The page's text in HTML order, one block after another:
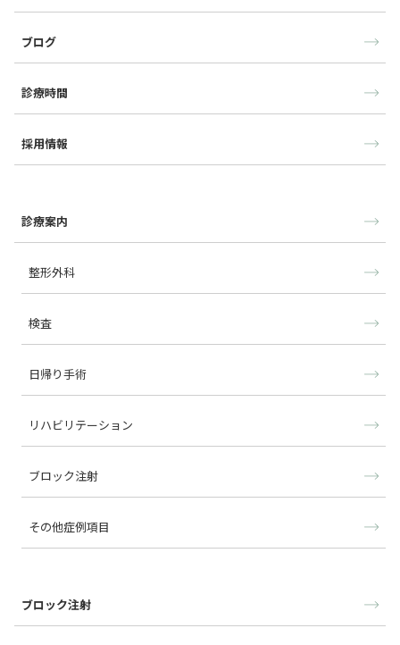
ブログ
診療時間
採用情報
診療案内
整形外科
検査
日帰り手術
リハビリテーション
ブロック注射
その他症例項目
ブロック注射